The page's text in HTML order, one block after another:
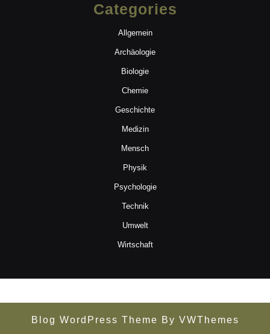
Categories
Allgemein
Archäologie
Biologie
Chemie
Geschichte
Medizin
Mensch
Physik
Psychologie
Technik
Umwelt
Wirtschaft
Blog WordPress Theme By VWThemes